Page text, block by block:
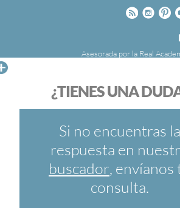
Rss
Asesorada por la Real
FundéuRAE es una fundación
cuyo objetivo es colaborar con el
español en los medios de
Internet.
¿TIENES UNA
Si no encuentras la
respuesta en
buscador, envíanos
consulta.